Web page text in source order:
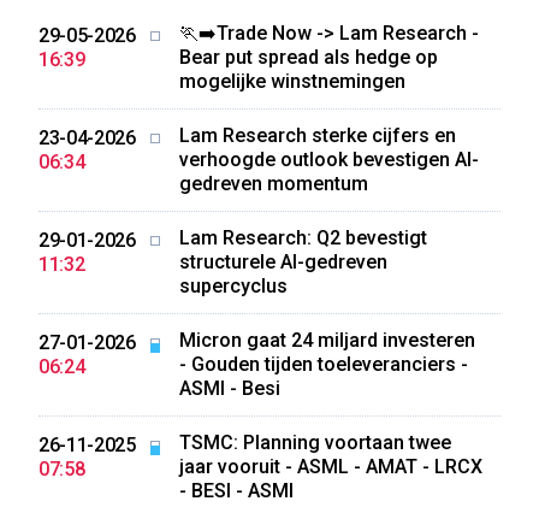
29-05-2026
16:39
🏃‍➡️Trade Now -> Lam Research -
Bear put spread als hedge op
mogelijke winstnemingen
23-04-2026
06:34
Lam Research sterke cijfers en
verhoogde outlook bevestigen AI-
gedreven momentum
29-01-2026
11:32
Lam Research: Q2 bevestigt
structurele AI-gedreven
supercyclus
27-01-2026
06:24
Micron gaat 24 miljard investeren
- Gouden tijden toeleveranciers -
ASMI - Besi
26-11-2025
07:58
TSMC: Planning voortaan twee
jaar vooruit - ASML - AMAT - LRCX
- BESI - ASMI